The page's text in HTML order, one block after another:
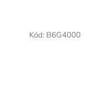
Kód: B6G4000